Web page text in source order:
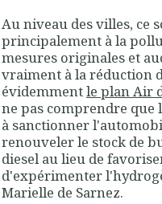
Au niveau des villes, ce
principalement à la
mesures originales et
vraiment à la réduction
évidemmentle plan Air
ne pas comprendre
à sanctionner
renouveler le stock de
diesel au lieu de
d'expérimenter
Marielle de Sarnez.